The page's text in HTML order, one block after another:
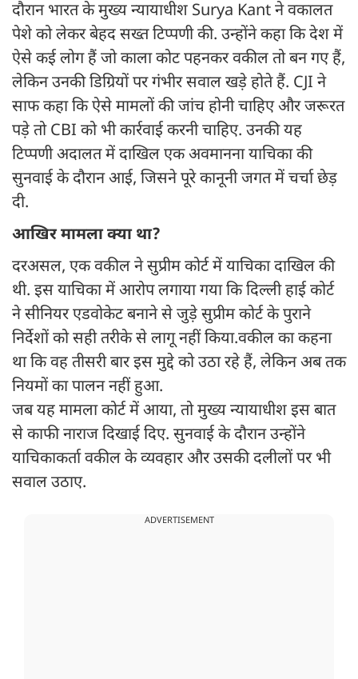
दौरान भारत के मुख्य न्यायाधीश Surya Kant ने वकालत
पेशे को लेकर बेहद सख्त टिप्पणी की. उन्होंने कहा कि देश में
ऐसे कई लोग हैं जो काला कोट पहनकर वकील तो बन गए हैं,
लेकिन उनकी डिग्रियों पर गंभीर सवाल खड़े होते हैं. CJI ने
साफ कहा कि ऐसे मामलों की जांच होनी चाहिए और जरूरत
पड़े तो CBI को भी कार्रवाई करनी चाहिए. उनकी यह
टिप्पणी अदालत में दाखिल एक अवमानना याचिका की
सुनवाई के दौरान आई, जिसने पूरे कानूनी जगत में चर्चा छेड़
दी.
आखिर मामला क्या था?
दरअसल, एक वकील ने सुप्रीम कोर्ट में याचिका दाखिल की
थी. इस याचिका में आरोप लगाया गया कि दिल्ली हाई कोर्ट
ने सीनियर एडवोकेट बनाने से जुड़े सुप्रीम कोर्ट के पुराने
निर्देशों को सही तरीके से लागू नहीं किया.वकील का कहना
था कि वह तीसरी बार इस मुद्दे को उठा रहे हैं, लेकिन अब तक
नियमों का पालन नहीं हुआ.
जब यह मामला कोर्ट में आया, तो मुख्य न्यायाधीश इस बात
से काफी नाराज दिखाई दिए. सुनवाई के दौरान उन्होंने
याचिकाकर्ता वकील के व्यवहार और उसकी दलीलों पर भी
सवाल उठाए.
ADVERTISEMENT